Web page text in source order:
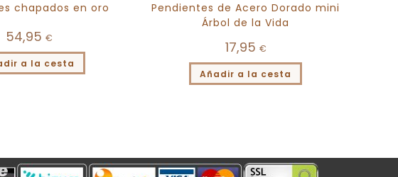
chapados en oro
54,95 €
a la cesta
Pendientes de Acero Dorado mini
Árbol de la Vida
17,95 €
Añadir a la cesta